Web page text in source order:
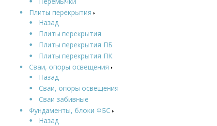
Плиты перекрытия
Назад
Плиты перекрытия
Плиты перекрытия ПБ
Плиты перекрытия ПК
Сваи, опоры освещения
Назад
Сваи, опоры освещения
Сваи забивные
Фундаменты, блоки ФБС
Назад